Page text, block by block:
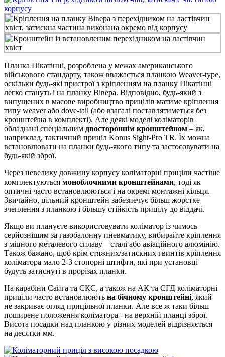
Планка Пікатінні, розроблена у межах американського
військового стандарту, також вважається планкою Weaver-type,
оскільки будь-які пристрої з кріпленням на планку Пікатінні
легко стануть і на планку Вівера. Відповідно, будь-який з
випущених в масове виробництво прицілів матиме кріплення
типу weaver або dove-tail (або взагалі поставлятиметься без
кронштейна в комплекті). Але деякі моделі коліматорів
обладнані спеціальним двостороннім кронштейном – як,
наприклад, тактичний приціл Konus Sight-Pro TR. Їх можна
встановлювати на планки будь-якого типу та застосовувати на
будь-якій зброї.
Через невелику довжину корпусу коліматорні приціли частіше
комплектуються моноблочними кронштейнами, тоді як
оптичні часто встановлюються і на окремі монтажні кільця.
Звичайно, цільний кронштейн забезпечує більш жорстке
зчеплення з планкою і більшу стійкість прицілу до віддачі.
Якщо ви плануєте використовувати коліматор із чимось
серйознішим за газобалонну пневматику, вибирайте кріплення
з міцного металевого сплаву – сталі або авіаційного алюмінію.
Також бажано, щоб крім стяжних/затискних гвинтів кріплення
коліматора мало 2-3 стопорні штифти, які при установці
будуть затиснуті в прорізах планки.
На карабіни Сайга та СКС, а також на АК та СГД коліматорні
приціли часто встановлюють на бічному кронштейні, який
не закриває огляд прицільної планки. Але все ж таки більш
поширене положення коліматора - на верхній планці зброї.
Висота посадки над планкою у різних моделей відрізняється
на десятки мм.